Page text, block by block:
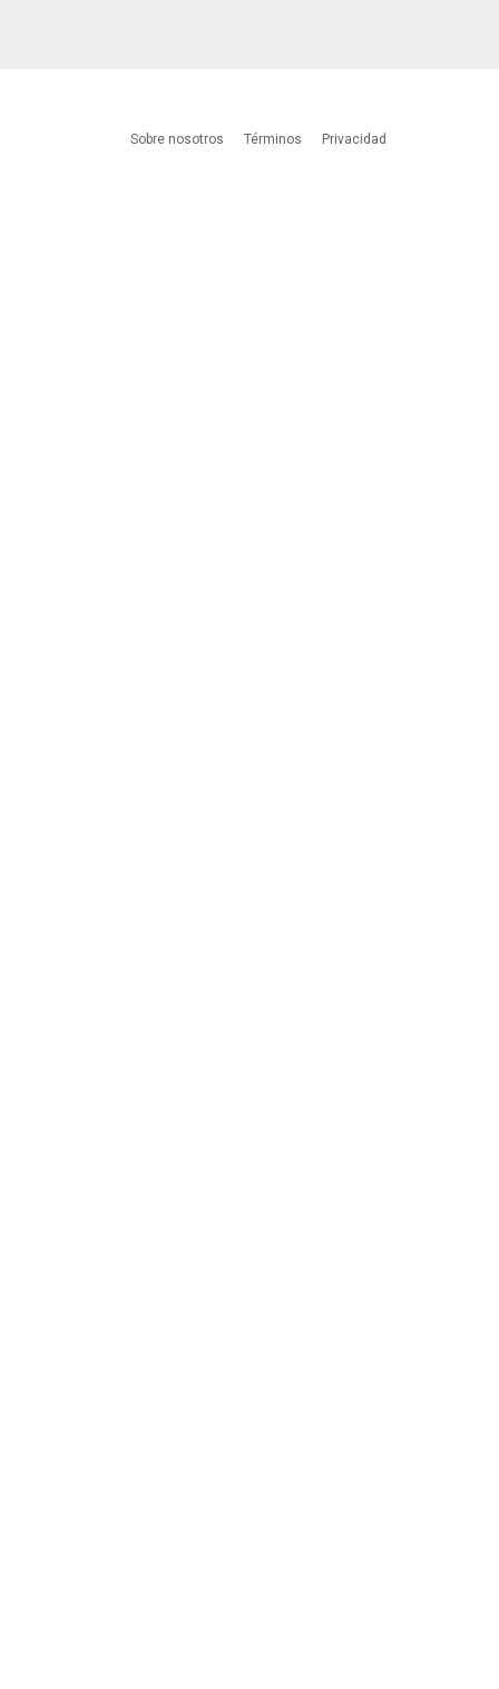
Sobre nosotros Términos Privacidad